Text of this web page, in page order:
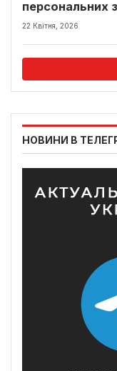
персональних
22 Квітня, 2026
НОВИНИ В